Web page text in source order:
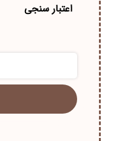
اعتبار سنجی